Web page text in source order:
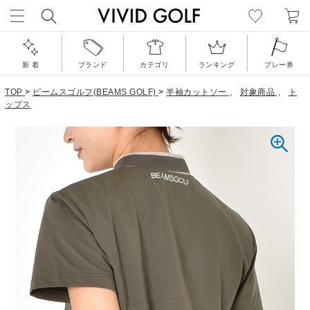
新 着 ブランド カテゴリ ランキング プレー券
TOP > ビームスゴルフ(BEAMS GOLF) > 半袖カットソー 、 対象商品 、
ト
ップス